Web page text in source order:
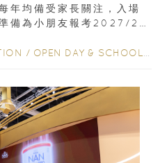
年均備受家長關注，入場
備為小朋友報考2027/28
/ OPEN DAY & SCHOOL EVENTS